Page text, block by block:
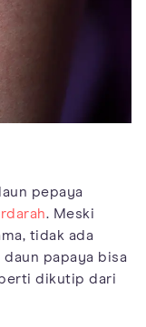
pepaya
. Meski
tidak ada
papaya bisa
dikutip dari